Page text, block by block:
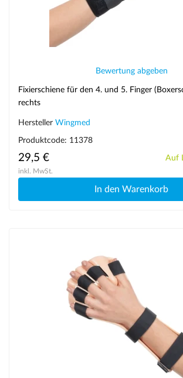
Bewertung abgeben
Fixierschiene für den 4. und 5. Finger
rechts
Hersteller Wingmed
Produktcode: 11378
29,5 €
inkl. MwSt.
Auf
In den Warenkorb